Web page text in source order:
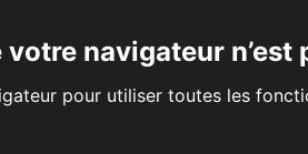
navigateur n’est
pour utiliser toutes les